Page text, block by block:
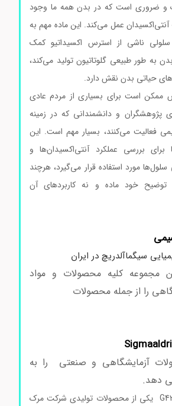
ضروری است که در بدن همه ما وجود
عمل می‌کند. این ماده مهم به
ناشی از استرس اکسیداتیو کمک
به طور طبیعی گلوتاتیون تولید می‌کند،
حیاتی بدن نقش دارد.
است برای بسیاری از مردم عادی
پژوهشگران و دانشمندانی که در زمینه
می‌کنند، بسیار مهم است. این
بررسی عملکرد آنتی‌اکسیدان‌ها و
مورد استفاده قرار می‌گیرد، هرچند
خود ماده و نه کاربردهای آن
سیگماآلدریچ در ایران
کلیه محصولات و مواد
را از جمله محصولات
آزمایشگاهی و صنعتی را به
ال-گلوتاتیون کد G4251 یکی از محصولات تولیدی شرکت مرک